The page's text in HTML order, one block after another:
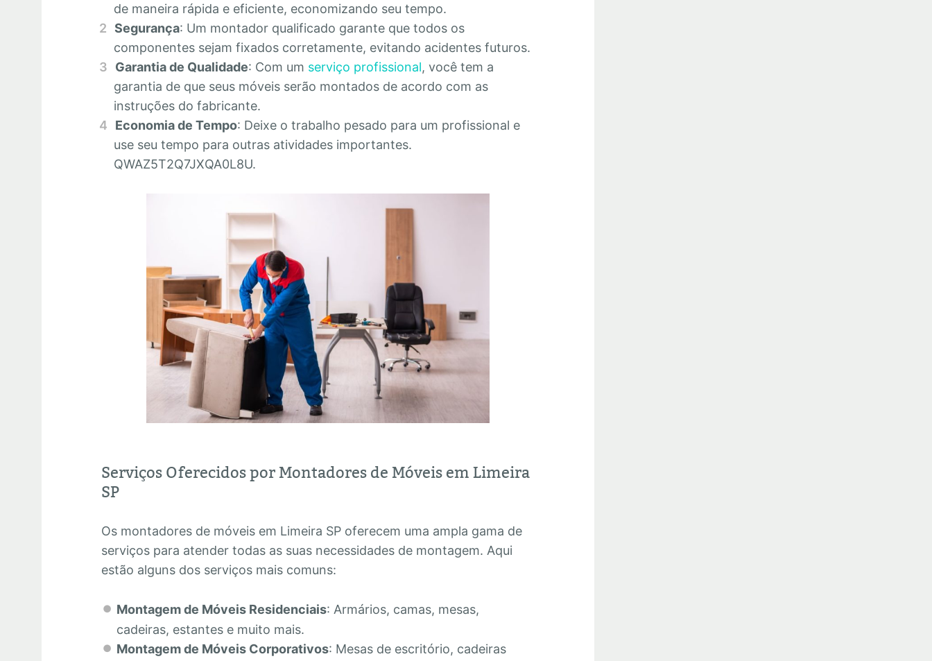
de maneira rápida e eficiente, economizando seu tempo.
Segurança: Um montador qualificado garante que todos os
componentes sejam fixados corretamente, evitando acidentes futuros.
Garantia de Qualidade: Com um serviço profissional, você tem a
garantia de que seus móveis serão montados de acordo com as
instruções do fabricante.
Economia de Tempo: Deixe o trabalho pesado para um profissional e
use seu tempo para outras atividades importantes.
QWAZ5T2Q7JXQA0L8U.
Serviços Oferecidos por Montadores de Móveis em Limeira
SP
Os montadores de móveis em Limeira SP oferecem uma ampla gama de
serviços para atender todas as suas necessidades de montagem. Aqui
estão alguns dos serviços mais comuns:
Montagem de Móveis Residenciais: Armários, camas, mesas,
cadeiras, estantes e muito mais.
Montagem de Móveis Corporativos: Mesas de escritório, cadeiras